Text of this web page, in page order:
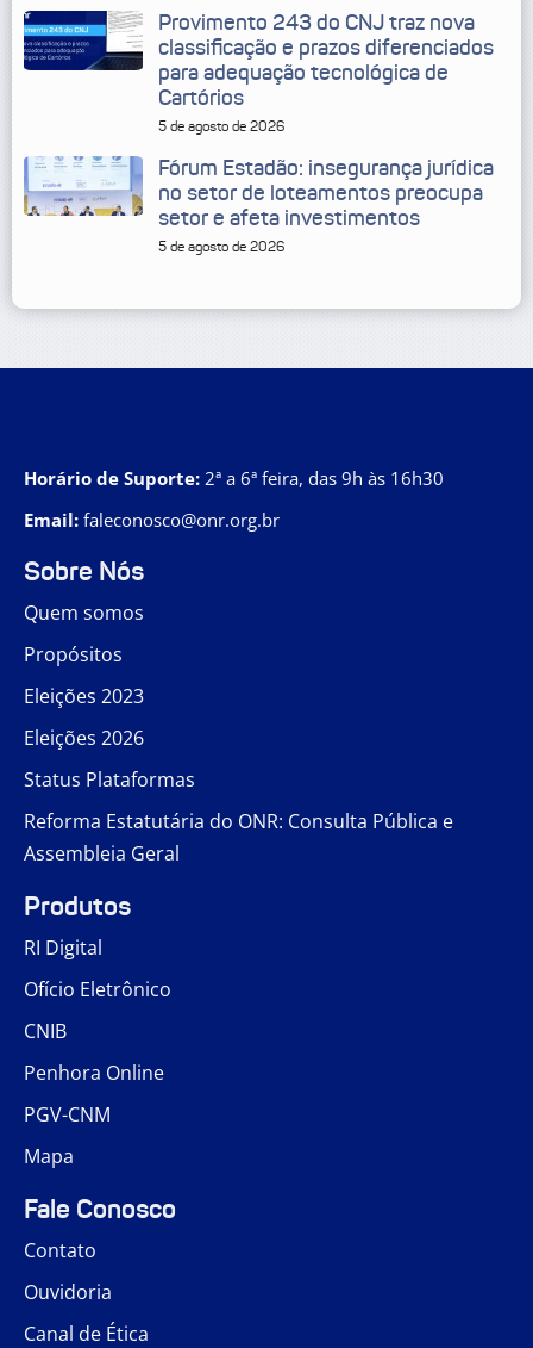
Provimento 243 do CNJ traz nova
classificação e prazos diferenciados
para adequação tecnológica de
Cartórios
5 de agosto de 2026
Fórum Estadão: insegurança jurídica
no setor de loteamentos preocupa
setor e afeta investimentos
5 de agosto de 2026
Horário de Suporte: 2ª a 6ª feira, das 9h às 16h30
Email: faleconosco@onr.org.br
Sobre Nós
Quem somos
Propósitos
Eleições 2023
Eleições 2026
Status Plataformas
Reforma Estatutária do ONR: Consulta Pública e
Assembleia Geral
Produtos
RI Digital
Ofício Eletrônico
CNIB
Penhora Online
PGV-CNM
Mapa
Fale Conosco
Contato
Ouvidoria
Canal de Ética